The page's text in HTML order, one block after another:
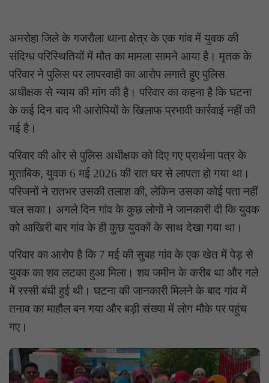
अमरोहा जिले के गजरौला थाना क्षेत्र के एक गांव में युवक की
संदिग्ध परिस्थितियों में मौत का मामला सामने आया है। मृतक के
परिवार ने पुलिस पर लापरवाही का आरोप लगाते हुए पुलिस
अधीक्षक से न्याय की मांग की है। परिवार का कहना है कि घटना
के कई दिन बाद भी आरोपियों के खिलाफ प्रभावी कार्रवाई नहीं की
गई है।
परिवार की ओर से पुलिस अधीक्षक को दिए गए प्रार्थना पत्र के
मुताबिक, युवक 6 मई 2026 की रात घर से लापता हो गया था।
परिजनों ने रातभर उसकी तलाश की, लेकिन उसका कोई पता नहीं
चल सका। अगले दिन गांव के कुछ लोगों ने जानकारी दी कि युवक
को आखिरी बार गांव के ही कुछ युवकों के साथ देखा गया था।
परिवार का आरोप है कि 7 मई की सुबह गांव के एक खेत में पेड़ से
युवक का शव लटका हुआ मिला। शव जमीन के करीब था और गले
में रस्सी बंधी हुई थी। घटना की जानकारी मिलने के बाद गांव में
तनाव का माहौल बन गया और बड़ी संख्या में लोग मौके पर पहुंच
गए।